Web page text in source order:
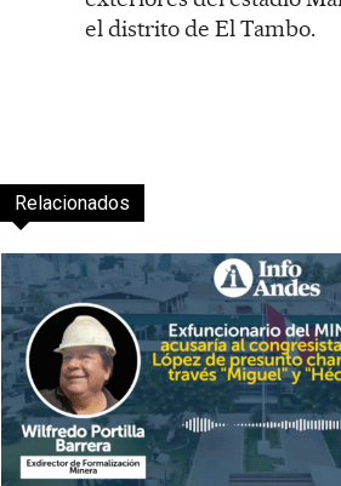
el distrito de El Tambo.
Relacionados